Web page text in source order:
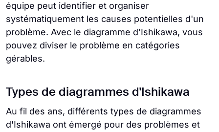
équipe peut identifier et organiser
systématiquement les causes potentielles d'un
problème. Avec le diagramme d'Ishikawa, vous
pouvez diviser le problème en catégories
gérables.
Types de diagrammes d'Ishikawa
Au fil des ans, différents types de diagrammes
d'Ishikawa ont émergé pour des problèmes et